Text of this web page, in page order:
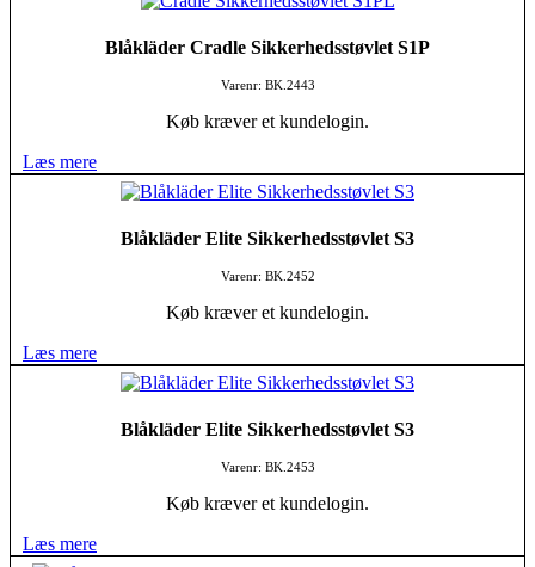
Blåkläder Cradle Sikkerhedsstøvlet S1P
Varenr: BK.2443
Køb kræver et kundelogin.
Læs mere
Blåkläder Elite Sikkerhedsstøvlet S3
Varenr: BK.2452
Køb kræver et kundelogin.
Læs mere
Blåkläder Elite Sikkerhedsstøvlet S3
Varenr: BK.2453
Køb kræver et kundelogin.
Læs mere